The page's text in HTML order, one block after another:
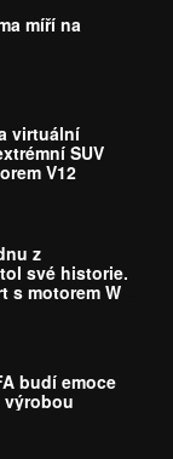
míří na
virtuální
SUV
V12
z
své historie.
motorem W16
budí emoce
výrobou